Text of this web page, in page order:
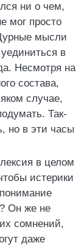
ни о чем,
мог просто
мысли
в
Несмотря на
состава,
случае,
Так-
но в эти часы
в целом
истерики
Он же не
сомнений,
даже